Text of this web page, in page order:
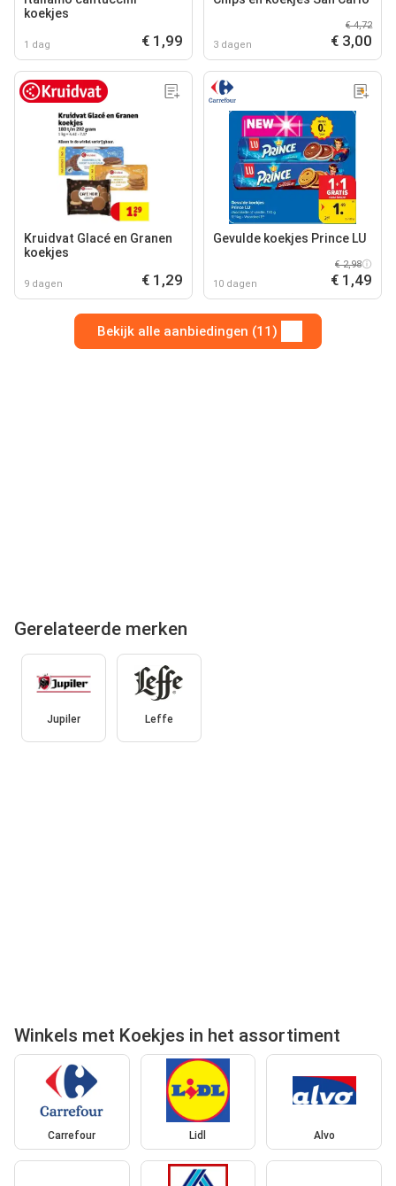
koekjes
1 dag € 1,99 3 dagen
€ 4,72
€ 3,00
Kruidvat Glacé en Granen
koekjes
9 dagen € 1,29
Gevulde koekjes Prince LU
10 dagen
€ 2,98
€ 1,49
Bekijk alle aanbiedingen (11)
Gerelateerde merken
Jupiler Leffe
Winkels met Koekjes in het assortiment
Carrefour Lidl Alvo